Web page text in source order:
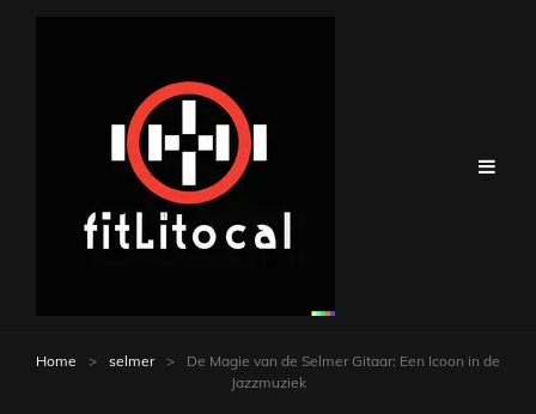
Home > selmer >
De Magie van de Selmer Gitaar: Een Icoon in de
Jazzmuziek